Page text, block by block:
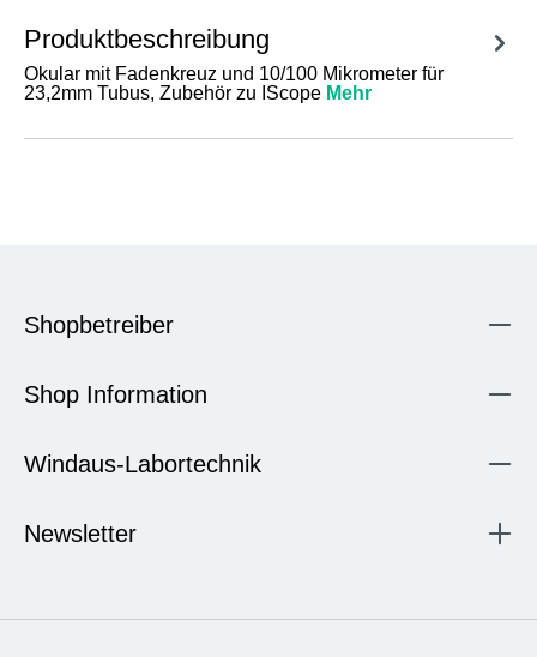
Produktbeschreibung
Okular mit Fadenkreuz und 10/100 Mikrometer für
23,2mm Tubus, Zubehör zu IScope Mehr
Shopbetreiber
Shop Information
Windaus-Labortechnik
Newsletter